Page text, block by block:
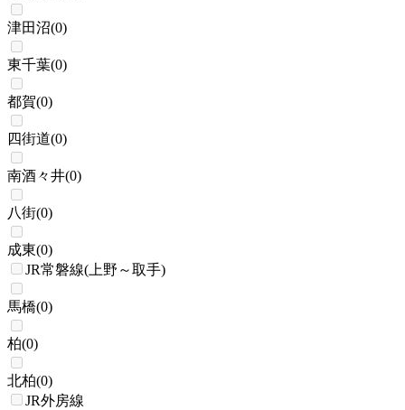
津田沼(0)
東千葉(0)
都賀(0)
四街道(0)
南酒々井(0)
八街(0)
成東(0)
JR常磐線(上野～取手)
馬橋(0)
柏(0)
北柏(0)
JR外房線